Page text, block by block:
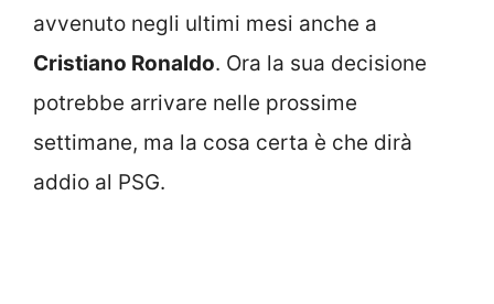
avvenuto negli ultimi mesi anche a
Cristiano Ronaldo. Ora la sua decisione
potrebbe arrivare nelle prossime
settimane, ma la cosa certa è che dirà
addio al PSG.